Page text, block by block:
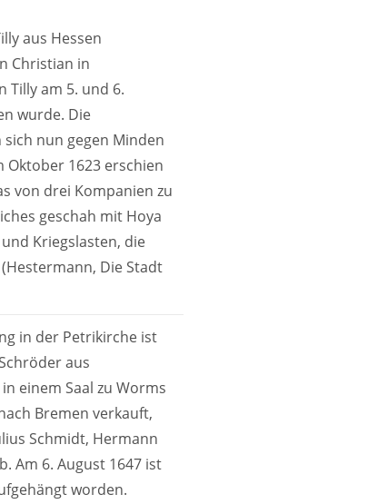
aus Hessen
Christian in
Tilly am 5. und 6.
wurde. Die
nun gegen Minden
Oktober 1623 erschien
von drei Kompanien zu
geschah mit Hoya
Kriegslasten, die
Die Stadt
in der Petrikirche ist
aus
einem Saal zu Worms
Bremen verkauft,
Schmidt, Hermann
Am 6. August 1647 ist
worden.